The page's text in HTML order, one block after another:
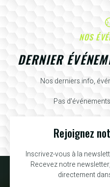
NOS
DERNIER
Nos derniers info,
Pas
Rejoignez
Inscrivez-vous à la
Recevez notre
directement